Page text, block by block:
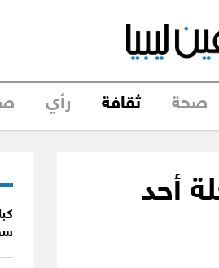
صحة ثقافة رأي
أحد